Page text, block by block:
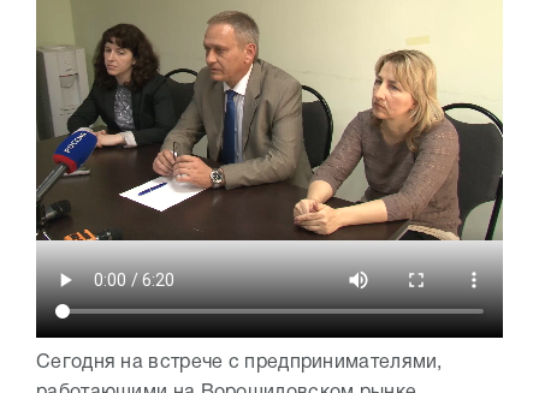
Сегодня на встрече с предпринимателями,